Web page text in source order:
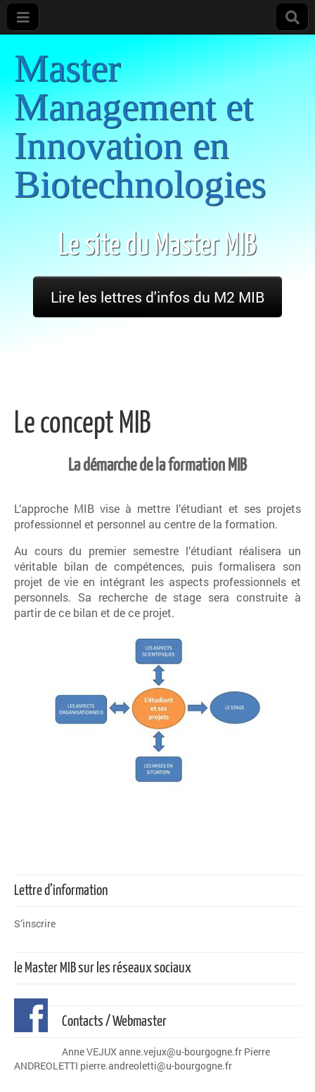
Master
Management et
Innovation en
Biotechnologies
Le site du Master MIB
Lire les lettres d'infos du M2 MIB
Le concept MIB
La démarche de la formation MIB
L’approche MIB vise à mettre l’étudiant et ses projets
professionnel et personnel au centre de la formation.
Au cours du premier semestre l’étudiant réalisera un
véritable bilan de compétences, puis formalisera son
projet de vie en intégrant les aspects professionnels et
personnels. Sa recherche de stage sera construite à
partir de ce bilan et de ce projet.
Lettre d’information
S’inscrire
le Master MIB sur les réseaux sociaux
Contacts / Webmaster
Anne VEJUX anne.vejux@u-bourgogne.fr Pierre
ANDREOLETTI pierre.andreoletti@u-bourgogne.fr